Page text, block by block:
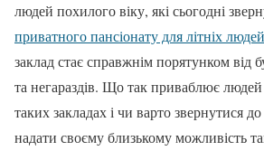
людей похилого віку, які сьогодні
приватного пансіонату для літніх
заклад стає справжнім порятунком від
та негараздів. Що так приваблює
таких закладах і чи варто звернутися
надати своєму близькому можливість